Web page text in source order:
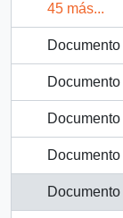
45 más...
Documento
Documento
Documento
Documento
Documento